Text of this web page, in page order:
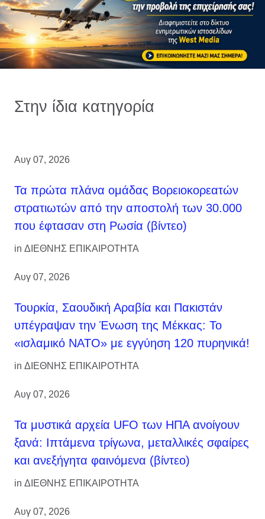
Στην ίδια κατηγορία
Αυγ 07, 2026
Τα πρώτα πλάνα ομάδας Βορειοκορεατών
στρατιωτών από την αποστολή των 30.000
που έφτασαν στη Ρωσία (βίντεο)
in ΔΙΕΘΝΗΣ ΕΠΙΚΑΙΡΟΤΗΤΑ
Αυγ 07, 2026
Τουρκία, Σαουδική Αραβία και Πακιστάν
υπέγραψαν την Ένωση της Μέκκας: Το
«ισλαμικό ΝΑΤΟ» με εγγύηση 120 πυρηνικά!
in ΔΙΕΘΝΗΣ ΕΠΙΚΑΙΡΟΤΗΤΑ
Αυγ 07, 2026
Τα μυστικά αρχεία UFO των ΗΠΑ ανοίγουν
ξανά: Ιπτάμενα τρίγωνα, μεταλλικές σφαίρες
και ανεξήγητα φαινόμενα (βίντεο)
in ΔΙΕΘΝΗΣ ΕΠΙΚΑΙΡΟΤΗΤΑ
Αυγ 07, 2026